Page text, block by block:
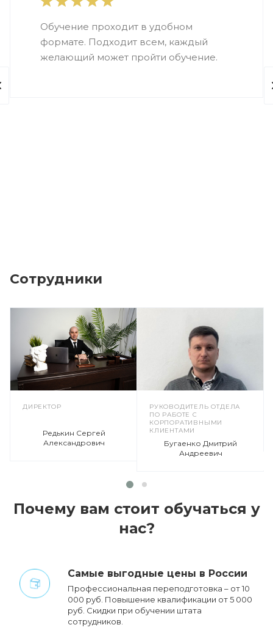
Обучение проходит в удобном
формате. Подходит всем, каждый
желающий может пройти обучение.
Сотрудники
ДИРЕКТОР
Редькин Сергей
Александрович
РУКОВОДИТЕЛЬ ОТДЕЛА
ПО РАБОТЕ С
КОРПОРАТИВНЫМИ
КЛИЕНТАМИ
Бугаенко Дмитрий
Андреевич
Почему вам стоит обучаться у
нас?
Cамые выгодные цены в России
Профессиональная переподготовка – от 10
000 руб. Повышение квалификации от 5 000
руб. Cкидки при обучении штата
сотрудников.